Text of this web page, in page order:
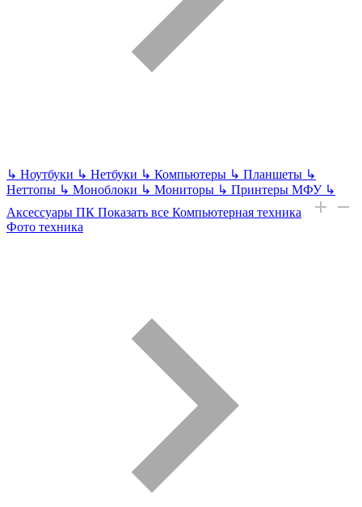
↳ Ноутбуки ↳ Нетбуки ↳ Компьютеры ↳ Планшеты ↳
Неттопы ↳ Моноблоки ↳ Мониторы ↳ Принтеры МФУ ↳
Аксессуары ПК Показать все Компьютерная техника
Фото техника